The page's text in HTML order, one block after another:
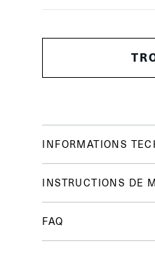
INFORMATIONS
INSTRUCTIONS DE
FAQ